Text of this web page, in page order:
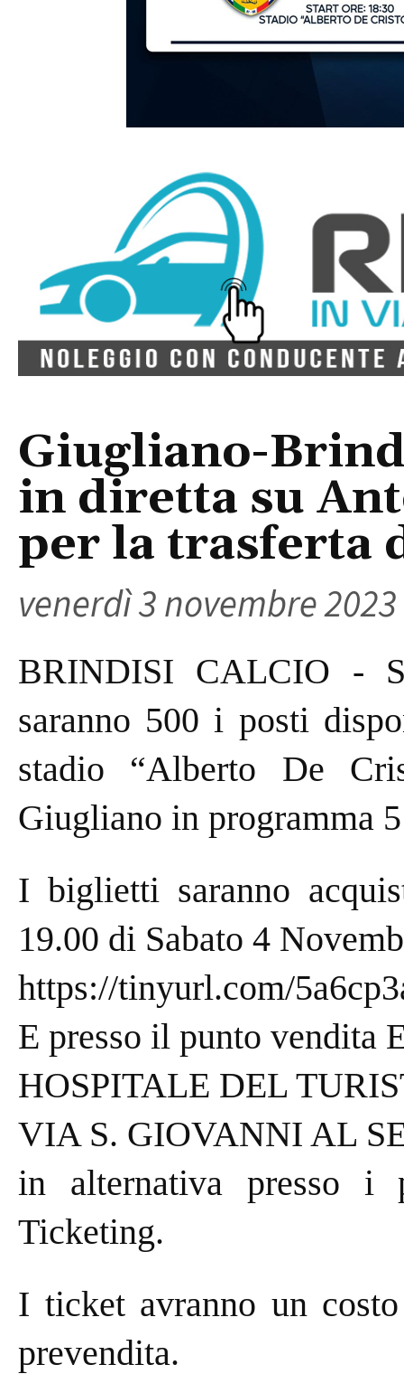
Giugliano-
in diretta su
per la trasferta
venerdì 3 novembre 2023
BRINDISI CALCIO -
saranno 500 i posti
stadio “Alberto De
Giugliano in programma
I biglietti saranno
19.00 di Sabato 4
https://tinyurl.com/
E presso il punto vendita
HOSPITALE DEL
VIA S. GIOVANNI AL
in alternativa presso i
Ticketing.
I ticket avranno un
prevendita.